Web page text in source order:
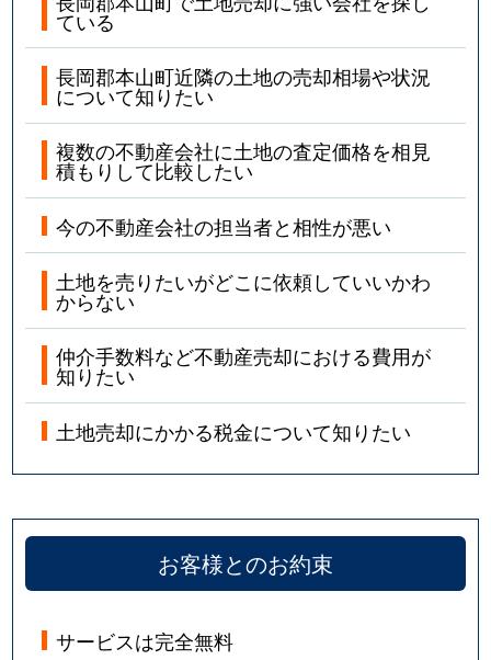
ている
長岡郡本山町近隣の土地の売却相場や状況
について知りたい
複数の不動産会社に土地の査定価格を相見
積もりして比較したい
今の不動産会社の担当者と相性が悪い
土地を売りたいがどこに依頼していいかわ
からない
仲介手数料など不動産売却における費用が
知りたい
土地売却にかかる税金について知りたい
お客様とのお約束
サービスは完全無料